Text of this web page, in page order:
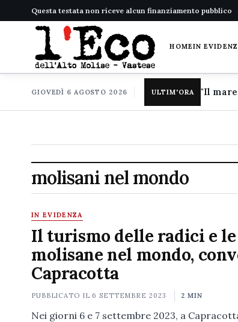
Questa testata non riceve alcun finanziamento pubblico
HOMEIN
GIOVEDÌ 6 AGOSTO 2026 ULTIM'ORA
molisani nel mondo
IN EVIDENZA
Il turismo delle radici e
molisane nel mondo,
Capracotta
PUBBLICATO IL 6 SETTEMBRE 2023 2 MIN
Nei giorni 6 e 7 settembre 2023, a